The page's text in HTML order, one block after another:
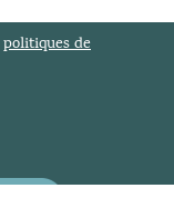
politiques de